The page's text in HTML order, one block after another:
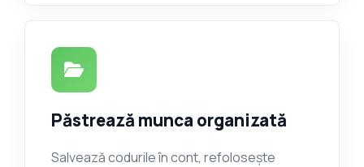
Păstrează munca organizată
Salvează codurile în cont, refolosește